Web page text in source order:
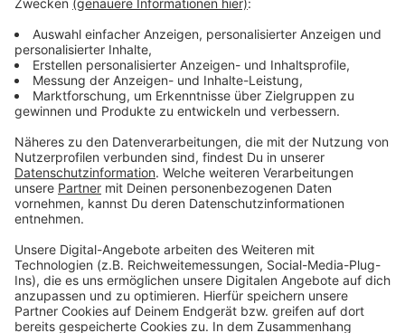
Weitere Infos und Links zum Thema:
Anzeige
Hier geht es zur Auktion
Housing First Gastro: Wiedereinstieg in die Arbeitswelt
Interview mit Mitbegründer von Housing First
Worringer Platz: Umgestaltung zeigt Wirkung
Obdachlosenzeitung fiftyfifty wird digital